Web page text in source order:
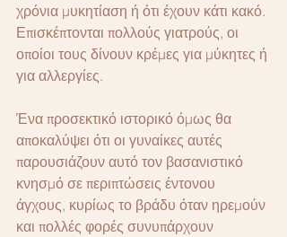
χρόνια μυκητίαση ή ότι έχουν κάτι κακό.
Επισκέπτονται πολλούς γιατρούς, οι
οποίοι τους δίνουν κρέμες για μύκητες ή
για αλλεργίες.
Ένα προσεκτικό ιστορικό όμως θα
αποκαλύψει ότι οι γυναίκες αυτές
παρουσιάζουν αυτό τον βασανιστικό
κνησμό σε περιπτώσεις έντονου
άγχους, κυρίως το βράδυ όταν ηρεμούν
και πολλές φορές συνυπάρχουν